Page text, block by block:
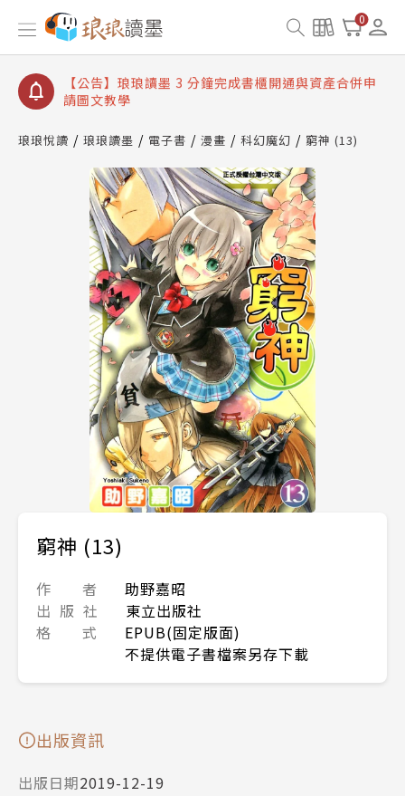
0
【公告】琅琅讀墨數位閱讀資產合併與書櫃開通申請
【公告】琅琅讀墨書櫃開通常見問題
【公告】琅琅讀墨 3 分鐘完成書櫃開通與資產合併申
請圖文教學
查詢
【公告】琅琅讀墨數位閱讀資產合併與書櫃開通申請
琅琅悅讀 琅琅讀墨 電子書 漫畫 科幻魔幻 窮神 (13)
窮神 (13)
作 者
助野嘉昭
出 版 社
東立出版社
格 式
EPUB(固定版面)
不提供電子書檔案另存下載
出版資訊
出版日期2019-12-19